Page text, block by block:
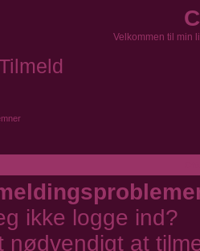
Velkommen til min
ikke logge ind?
nødvendigt at